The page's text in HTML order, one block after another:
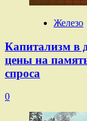
Железо
Капитализм в
цены на
спроса
0